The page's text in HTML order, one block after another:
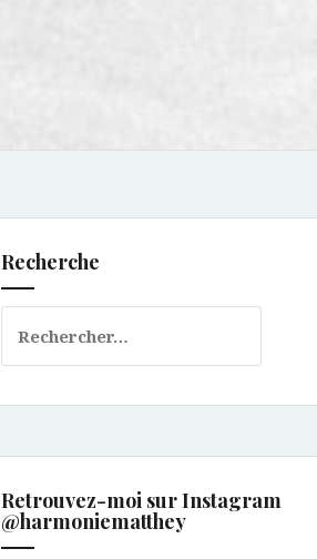
Recherche
Retrouvez-moi sur Instagram
@harmoniematthey